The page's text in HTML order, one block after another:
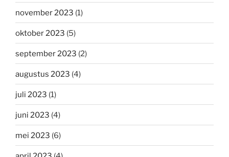
november 2023 (1)
oktober 2023 (5)
september 2023 (2)
augustus 2023 (4)
juli 2023 (1)
juni 2023 (4)
mei 2023 (6)